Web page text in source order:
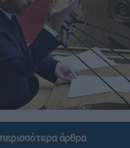
περισσότερα άρθρα